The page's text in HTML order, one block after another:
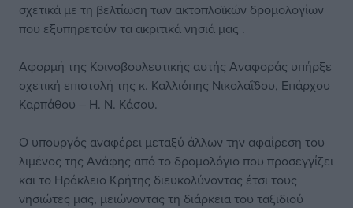
σχετικά με τη βελτίωση των ακτοπλοϊκών δρομολογίων
που εξυπηρετούν τα ακριτικά νησιά μας .
Αφορμή της Κοινοβουλευτικής αυτής Αναφοράς υπήρξε
σχετική επιστολή της κ. Καλλιόπης Νικολαΐδου, Επάρχου
Καρπάθου – Η. Ν. Κάσου.
Ο υπουργός αναφέρει μεταξύ άλλων την αφαίρεση του
λιμένος της Ανάφης από το δρομολόγιο που προσεγγίζει
και το Ηράκλειο Κρήτης διευκολύνοντας έτσι τους
νησιώτες μας, μειώνοντας τη διάρκεια του ταξιδιού